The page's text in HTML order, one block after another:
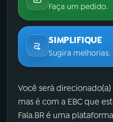
Faça um pedido.
SIMPLIFIQUE
Sugira melhorias.
Você será direcionado(a)
mas é com a EBC que
Fala.BR é uma